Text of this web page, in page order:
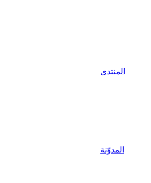
المنتدى
المدوّنة